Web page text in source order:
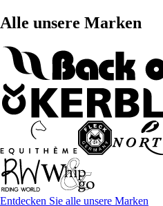
Alle unsere Marken
Entdecken Sie alle unsere Marken